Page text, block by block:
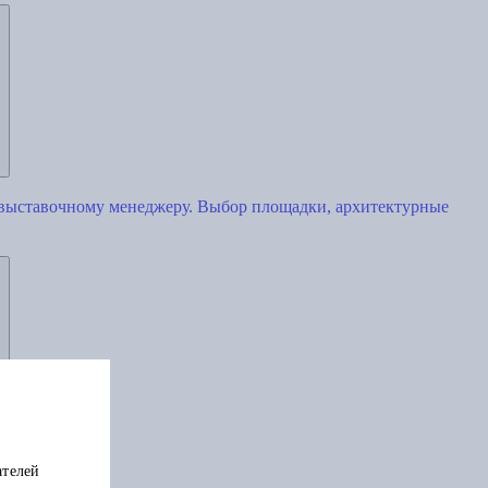
менеджеру. Выбор площадки, архитектурные